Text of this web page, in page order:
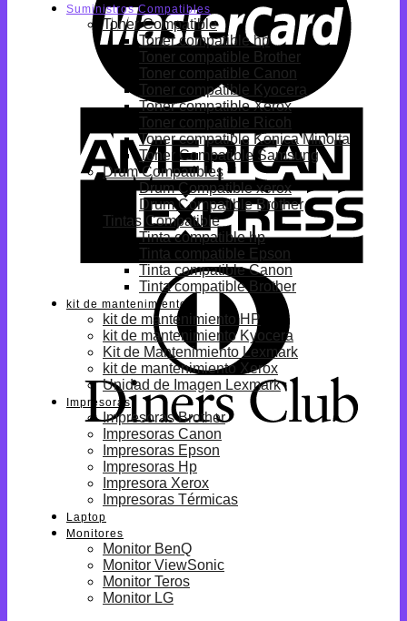
Suministros Compatibles
Toner Compatible
Toner compatible hp
Toner compatible Brother
Toner compatible Canon
Toner compatible Kyocera
Toner compatible Xerox
Toner compatible Ricoh
Toner compatible Konica Minolta
Toner Compatible Samsung
Drum Compatibles
Drum Compatible xerox
Drum Compatible Brother
Tintas Compatible
Tinta compatible hp
Tinta compatible Epson
Tinta compatible Canon
Tinta compatible Brother
kit de mantenimiento
kit de mantenimiento HP
kit de mantenimiento Kyocera
Kit de Mantenimiento Lexmark
kit de mantenimiento Xerox
Unidad de Imagen Lexmark
Impresoras
Impresoras Brother
Impresoras Canon
Impresoras Epson
Impresoras Hp
Impresora Xerox
Impresoras Térmicas
Laptop
Monitores
Monitor BenQ
Monitor ViewSonic
Monitor Teros
Monitor LG